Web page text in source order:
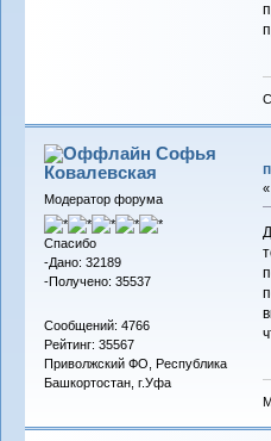
Софья
Ковалевская
Модератор форума
Спасибо
-Дано: 32189
-Получено: 35537
Сообщений: 4766
Рейтинг: 35567
Приволжский ФО, Республика
Башкортостан, г.Уфа
«